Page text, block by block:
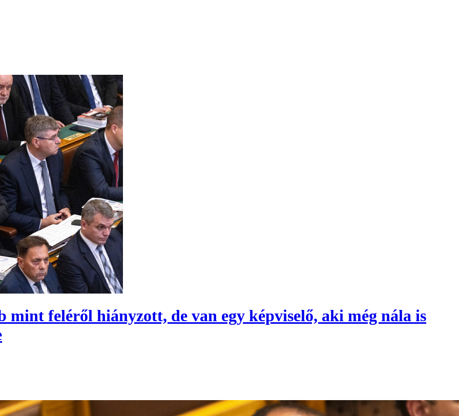
mint feléről hiányzott, de van egy képviselő, aki még nála is